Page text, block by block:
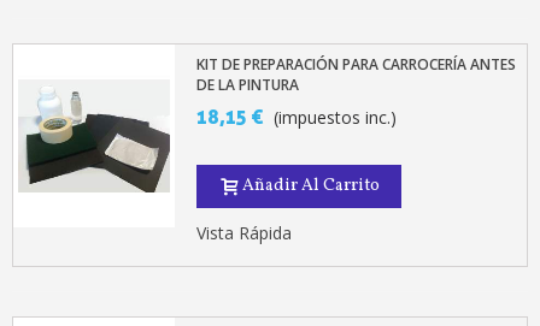
Suscríbete al
KIT DE PREPARACIÓN PARA CARROCERÍA ANTES
DE LA PINTURA
18,15 € (impuestos inc.)
Añadir Al Carrito
Vista Rápida